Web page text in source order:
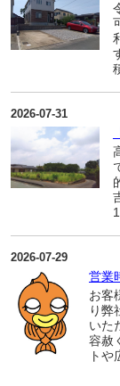
2026-07-31
2026-07-29
営業
お客
り弊
いた
容赦
トや